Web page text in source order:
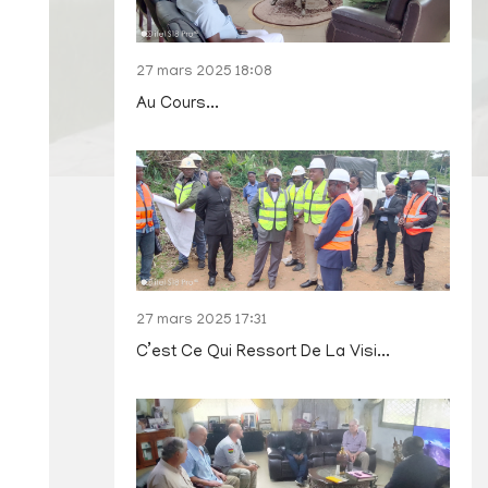
27 mars 2025 18:08
Au Cours...
27 mars 2025 17:31
C’est Ce Qui Ressort De La Visi...